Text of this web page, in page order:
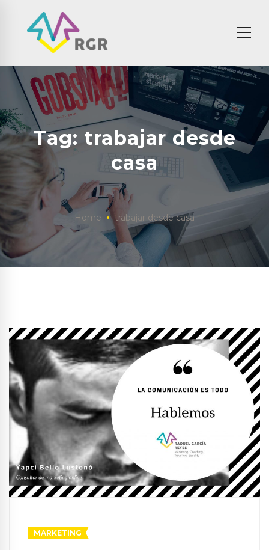
Tag: trabajar desde
casa
Home trabajar desde casa
MARKETING